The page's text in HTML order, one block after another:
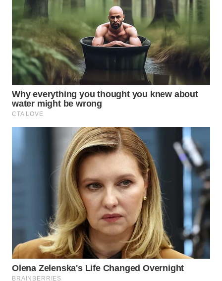
KUNINGAN
WN
MAJALENGKA
WN
SUBANG
WN
SUKABUMI
PRIANGAN
WN
SEMARANG
SOLO